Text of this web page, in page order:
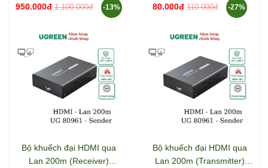
950.000đ 1.100.000đ -13% 80.000đ 110.000đ -27%
Bộ khuếch đại HDMI qua
Lan 200m (Receiver)
Bộ khuếch đại HDMI qua
Lan 200m (Transmitter)